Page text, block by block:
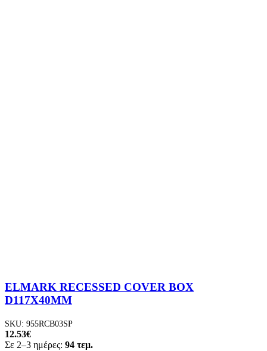
ELMARK RECESSED COVER BOX
D117X40MM
SKU: 955RCB03SP
12.53€
Σε 2–3 ημέρες: 94 τεμ.